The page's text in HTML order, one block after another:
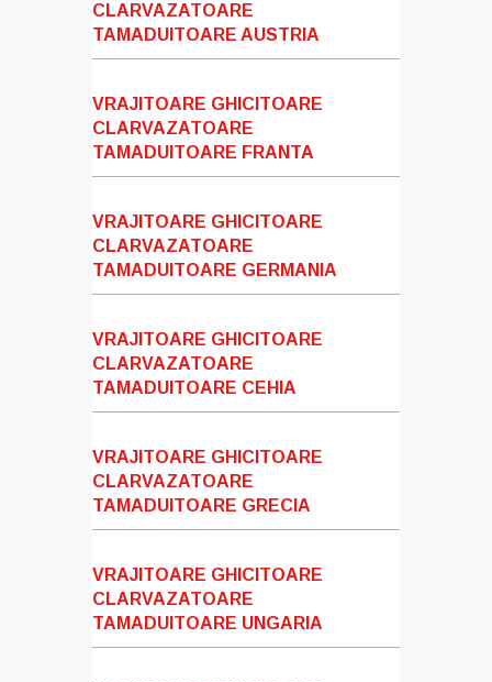
CLARVAZATOARE
TAMADUITOARE AUSTRIA
VRAJITOARE GHICITOARE
CLARVAZATOARE
TAMADUITOARE FRANTA
VRAJITOARE GHICITOARE
CLARVAZATOARE
TAMADUITOARE GERMANIA
VRAJITOARE GHICITOARE
CLARVAZATOARE
TAMADUITOARE CEHIA
VRAJITOARE GHICITOARE
CLARVAZATOARE
TAMADUITOARE GRECIA
VRAJITOARE GHICITOARE
CLARVAZATOARE
TAMADUITOARE UNGARIA